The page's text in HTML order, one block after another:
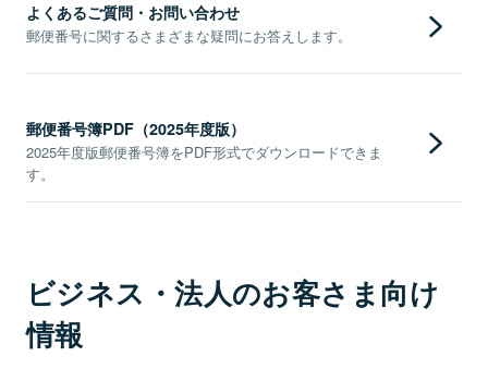
よくあるご質問・お問い合わせ
郵便番号に関するさまざまな疑問にお答えします。
郵便番号簿PDF（2025年度版）
2025年度版郵便番号簿をPDF形式でダウンロードできま
す。
ビジネス・法人のお客さま向け
情報